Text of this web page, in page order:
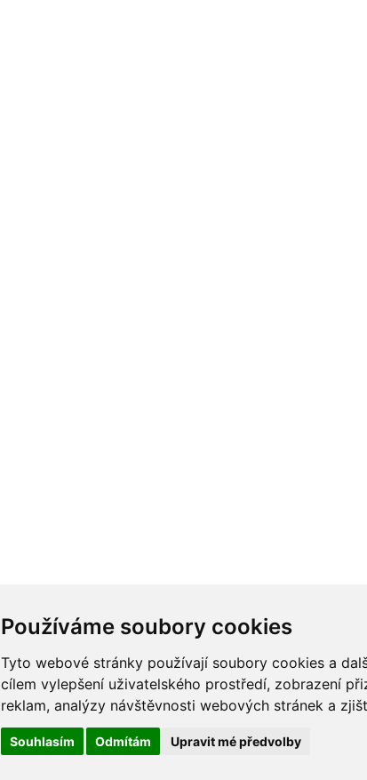
Používáme soubory cookies
Tyto webové stránky používají soubory cookies a
cílem vylepšení uživatelského prostředí, zobrazení
reklam, analýzy návštěvnosti webových stránek a
Souhlasím Odmítám Upravit mé předvolby